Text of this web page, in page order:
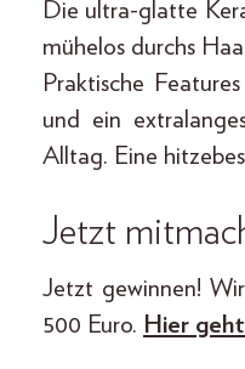
Die ultra-glatte
mühelos durchs
Praktische
und ein
Alltag. Eine
Jetzt
Jetzt gewinnen!
500 Euro. Hier